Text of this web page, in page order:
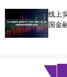
线上
国金